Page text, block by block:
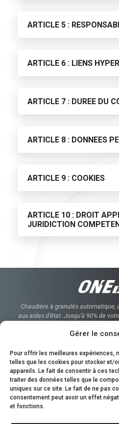
Gérer le
Pour offrir les meilleures expériences,
telles que les cookies pour stocker et/
appareils. Le fait de consentir à ces
traiter des données telles que le
uniques sur ce site. Le fait de ne pas
consentement peut avoir un effet
et fonctions.
ARTICLE 5 :
ARTICLE 6 : LIENS
ARTICLE 7 : DUREE DU
ARTICLE 8 : DONNEES
ARTICLE 9 : COOKIES
ARTICLE 10 : DROIT
JURIDICTION
Chaudière à granulés
aux aides d’état. Jusqu’à 90% de
Chaudière
Aides